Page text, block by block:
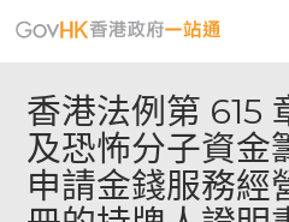
香港法例第 615
及恐怖分子資金
申請金錢服務經